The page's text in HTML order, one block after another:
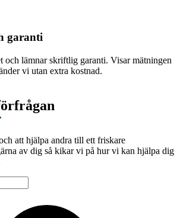
garanti
och lämnar skriftlig garanti. Visar mätningen
vi utan extra kostnad.
att hjälpa andra till ett friskare
av dig så kikar vi på hur vi kan hjälpa dig